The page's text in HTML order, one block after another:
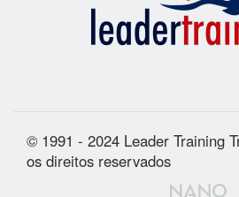
© 1991 - 2024 Leader Training
os direitos reservados